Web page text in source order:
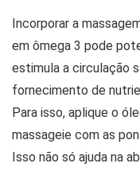
Incorporar a
em ômega 3 pode
estimula a circulação
fornecimento de
Para isso, aplique o
massageie com as
Isso não só ajuda na